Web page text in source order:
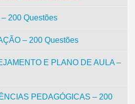
200 Questões
– 200 Questões
E PLANO DE AULA –
PEDAGÓGICAS – 200